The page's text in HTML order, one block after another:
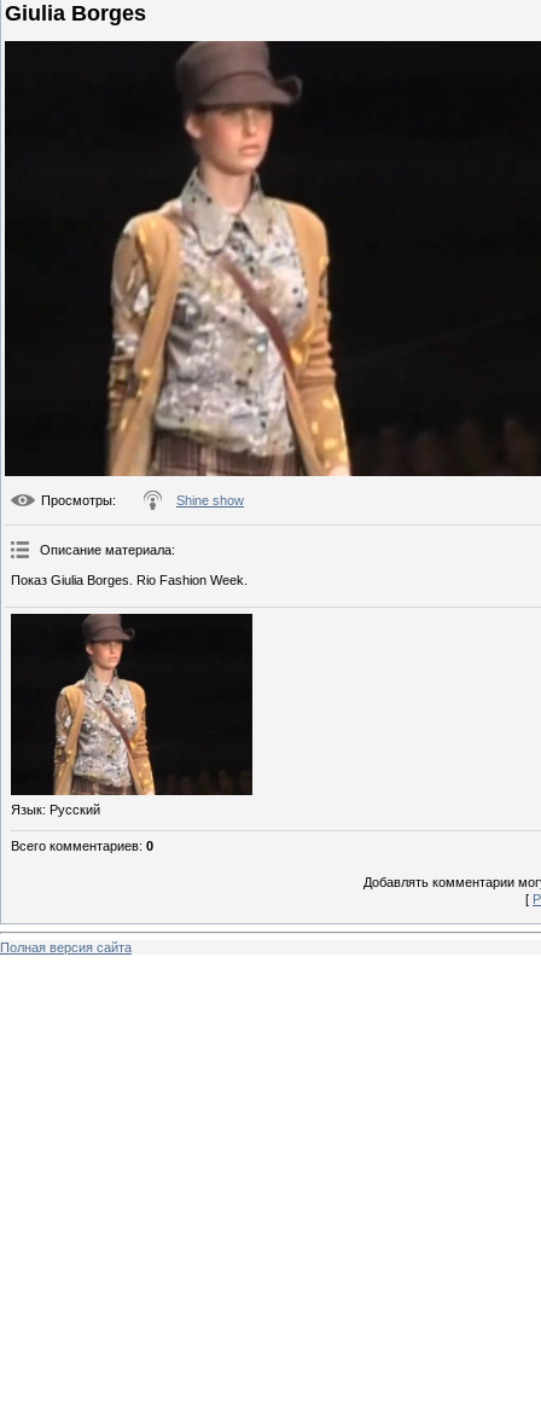
Giulia Borges
Просмотры: Shine show
Описание материала:
Показ Giulia Borges. Rio Fashion Week.
Язык: Русский
Всего комментариев: 0
Добавлять комментарии
[
Полная версия сайта